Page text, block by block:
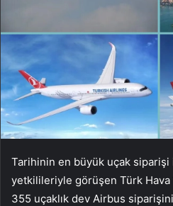
Tarihinin en büyük uçak siparişi
yetkilileriyle görüşen Türk Hava
355 uçaklık dev Airbus